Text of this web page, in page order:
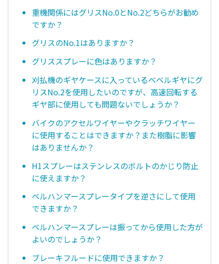
重機関係にはグリスNo.0とNo.2どちらがお勧め
ですか？
グリスのNo.1はありますか？
グリススプレーに色はありますか？
刈払機のギヤケースに入っているベベルギヤにグ
リスNo.2を使用したいのですが、高速回転する
ギヤ部に使用しても問題ないでしょうか？
バイクのアクセルワイヤーやクラッチワイヤー
に使用することはできますか？また樹脂に影響
はありませんか？
H1スプレーはステンレスのボルトのかじり防止
に使えますか？
ベルハンマースプレータイプを逆さにして使用
できますか？
ベルハンマースプレーは振ってから使用した方が
よいのでしょうか？
ブレーキフルードに使用できますか？